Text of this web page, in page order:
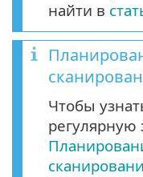
найти в
Чтобы
регулярную